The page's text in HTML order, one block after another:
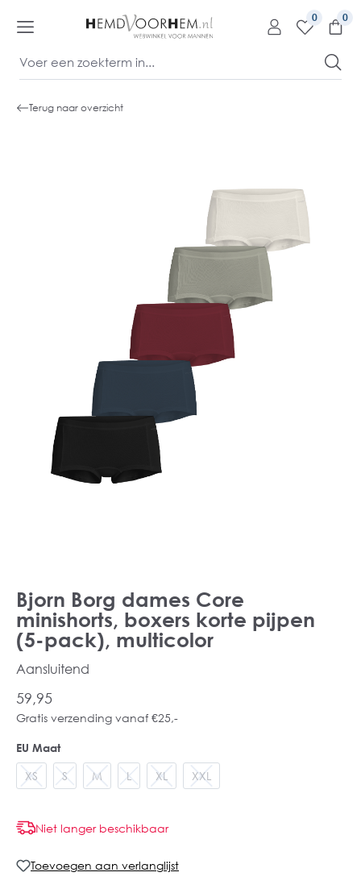
0
Terug naar overzicht
Bjorn Borg dames Core
minishorts, boxers korte pijpen
(5-pack), multicolor
Aansluitend
59,95
Gratis verzending vanaf €25,-
EU Maat
XS S M L XL XXL
Niet langer beschikbaar
Toevoegen aan verlanglijst